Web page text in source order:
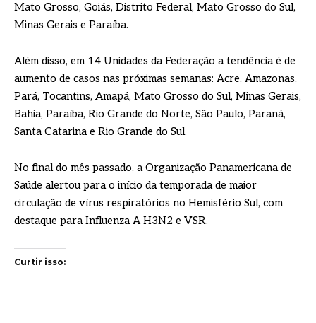
Mato Grosso, Goiás, Distrito Federal, Mato Grosso do Sul,
Minas Gerais e Paraíba.
Além disso, em 14 Unidades da Federação a tendência é de
aumento de casos nas próximas semanas: Acre, Amazonas,
Pará, Tocantins, Amapá, Mato Grosso do Sul, Minas Gerais,
Bahia, Paraíba, Rio Grande do Norte, São Paulo, Paraná,
Santa Catarina e Rio Grande do Sul.
No final do mês passado, a Organização Panamericana de
Saúde alertou para o início da temporada de maior
circulação de vírus respiratórios no Hemisfério Sul, com
destaque para Influenza A H3N2 e VSR.
Curtir isso: